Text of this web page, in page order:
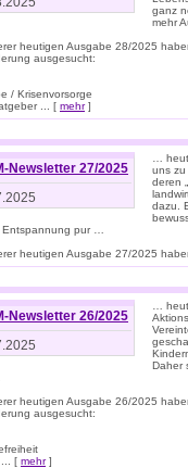
ganz
mehr
heutigen Ausgabe 28/2025
ausgesucht:
/ Krisenvorsorge
... [ mehr]
Newsletter 27/2025
…
uns zu
deren
dazu.
Entspannung pur …
heutigen Ausgabe 27/2025
Newsletter 26/2025
…
Daher
heutigen Ausgabe 26/2025
ausgesucht:
[ mehr]